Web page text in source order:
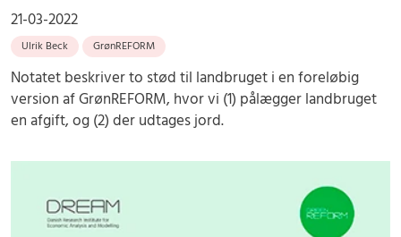
21-03-2022
Ulrik Beck GrønREFORM
Notatet beskriver to stød til landbruget i en foreløbig
version af GrønREFORM, hvor vi (1) pålægger landbruget
en afgift, og (2) der udtages jord.